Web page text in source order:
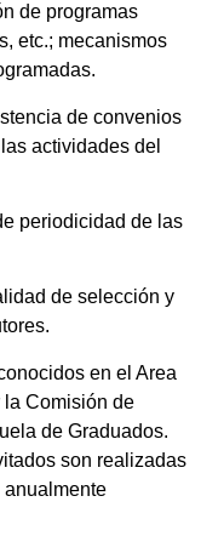
de programas
etc.; mecanismos
de convenios
actividades del
periodicidad de las
de selección y
en el Area
Comisión de
de Graduados.
son realizadas
anualmente